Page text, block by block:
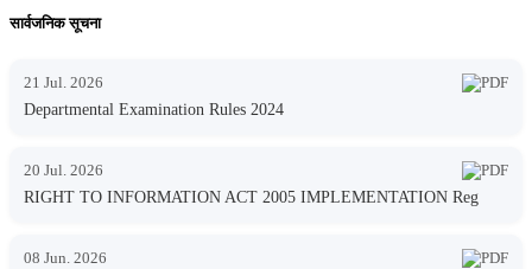
सार्वजनिक सूचना
21 Jul. 2026
Departmental Examination Rules 2024
20 Jul. 2026
RIGHT TO INFORMATION ACT 2005 IMPLEMENTATION Reg
08 Jun. 2026